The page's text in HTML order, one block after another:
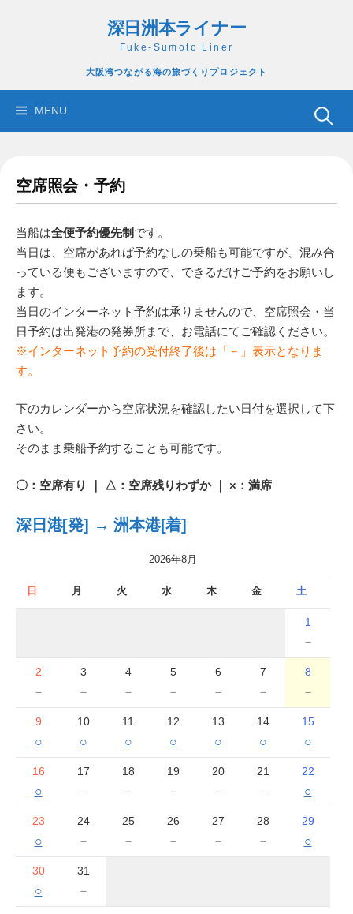
ツ
深日洲本ライナー
Fuke-Sumoto Liner
大阪湾つながる海の旅づくりプロジェクト
MENU
検
空席照会・予約
当船は全便予約優先制 です。
当日は、空席があれば予約なしの乗船も可能ですが、混み合
っている便もございますので、できるだけご予約をお願いし
ます。
当日のインターネット予約は承りませんので、空席照会・当
日予約は出発港の発券所まで、お電話にてご確認ください。
※インターネット予約の受付終了後は「－」表示となりま
す。
下のカレンダーから空席状況を確認したい日付を選択して下
さい。
そのまま乗船予約することも可能です。
〇：空席有り ｜ △：空席残りわずか ｜ ×：満席
深日港[発] → 洲本港[着]
2026年8月
日 月 火 水 木 金 土
1
－
2
－
3
－
4
－
5
－
6
－
7
－
8
－
9
○
10
○
11
○
12
○
13
○
14
○
15
○
16
○
17
－
18
－
19
－
20
－
21
－
22
○
23
○
24
－
25
－
26
－
27
－
28
－
29
○
30
○
31
－